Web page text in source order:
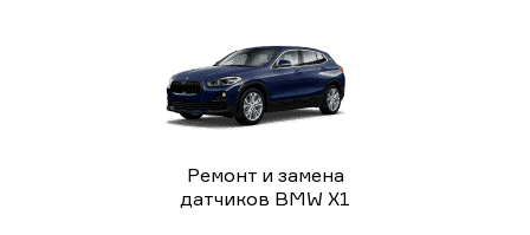
Ремонт и замена
датчиков BMW X1